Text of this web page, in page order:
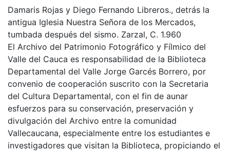
Damaris Rojas y Diego Fernando Libreros., detrás la
antigua Iglesia Nuestra Señora de los Mercados,
tumbada después del sismo. Zarzal, C. 1.960
El Archivo del Patrimonio Fotográfico y Fílmico del
Valle del Cauca es responsabilidad de la Biblioteca
Departamental del Valle Jorge Garcés Borrero, por
convenio de cooperación suscrito con la Secretaria
del Cultura Departamental, con el fin de aunar
esfuerzos para su conservación, preservación y
divulgación del Archivo entre la comunidad
Vallecaucana, especialmente entre los estudiantes e
investigadores que visitan la Biblioteca, propiciando el